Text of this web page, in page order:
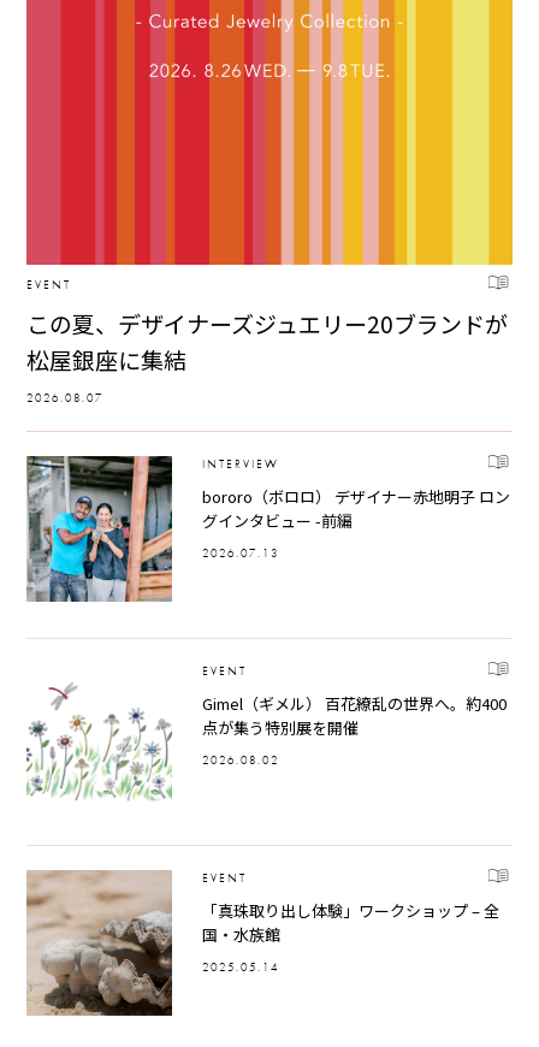
EVENT
この夏、デザイナーズジュエリー20ブランドが
松屋銀座に集結
2026.08.07
INTERVIEW
bororo（ボロロ） デザイナー赤地明子 ロン
グインタビュー -前編
2026.07.13
EVENT
Gimel（ギメル） 百花繚乱の世界へ。約400
点が集う特別展を開催
2026.08.02
EVENT
「真珠取り出し体験」ワークショップ – 全
国・水族館
2025.05.14